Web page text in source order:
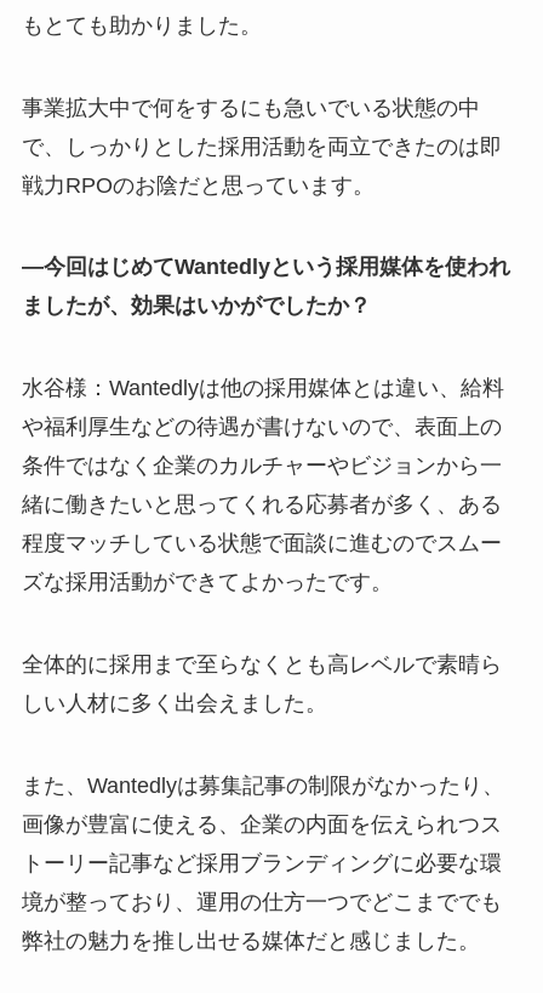
もとても助かりました。
事業拡大中で何をするにも急いでいる状態の中
で、しっかりとした採用活動を両立できたのは即
戦力RPOのお陰だと思っています。
―今回はじめてWantedlyという採用媒体を使われ
ましたが、効果はいかがでしたか？
水谷様：Wantedlyは他の採用媒体とは違い、給料
や福利厚生などの待遇が書けないので、表面上の
条件ではなく企業のカルチャーやビジョンから一
緒に働きたいと思ってくれる応募者が多く、ある
程度マッチしている状態で面談に進むのでスムー
ズな採用活動ができてよかったです。
全体的に採用まで至らなくとも高レベルで素晴ら
しい人材に多く出会えました。
また、Wantedlyは募集記事の制限がなかったり、
画像が豊富に使える、企業の内面を伝えられつス
トーリー記事など採用ブランディングに必要な環
境が整っており、運用の仕方一つでどこまででも
弊社の魅力を推し出せる媒体だと感じました。